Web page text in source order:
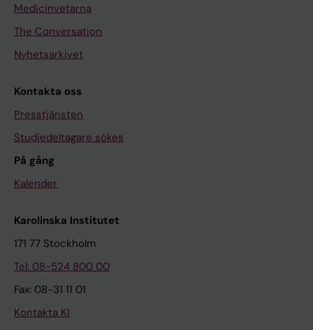
Medicinvetarna
The Conversation
Nyhetsarkivet
Kontakta oss
Presstjänsten
Studiedeltagare sökes
På gång
Kalender
Karolinska Institutet
171 77 Stockholm
Tel: 08-524 800 00
Fax: 08-31 11 01
Kontakta KI